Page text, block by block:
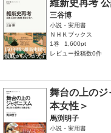
維新史再考
三谷博
小説・実用書
ＮＨＫブックス
1巻
1,600pt
レビュー投稿数0件
舞台の上のジ
本女性＞
馬渕明子
小説・実用書